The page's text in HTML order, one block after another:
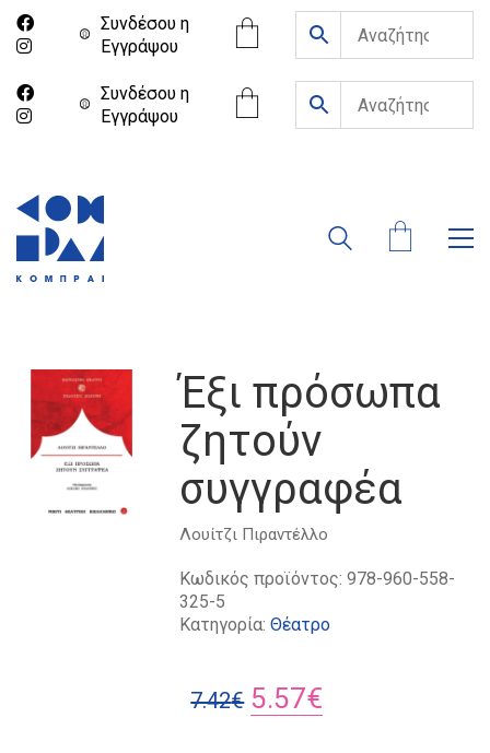
Συνδέσου η
Eγγράψου
Συνδέσου η
Eγγράψου
Έξι πρόσωπα
ζητούν
συγγραφέα
Λουίτζι Πιραντέλλο
Κωδικός προϊόντος:978-960-558-
325-5
Κατηγορία:Θέατρο
7.42€ Original
5.57€